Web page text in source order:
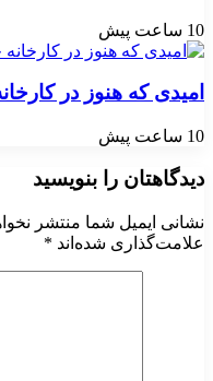
10 ساعت پیش
امیدی که هنوز در
10 ساعت پیش
دیدگاهتان را بنویسید
نشانی ایمیل شما منتشر
علامت‌گذاری شده‌اند *